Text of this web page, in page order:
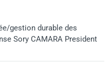
gestion durable des
Sory CAMARA President